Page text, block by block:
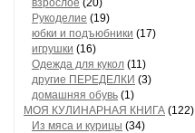
взрослое (20)
Рукоделие (19)
юбки и подъюбники (17)
игрушки (16)
Одежда для кукол (11)
другие ПЕРЕДЕЛКИ (3)
домашняя обувь (1)
МОЯ КУЛИНАРНАЯ КНИГА (122)
Из мяса и курицы (34)